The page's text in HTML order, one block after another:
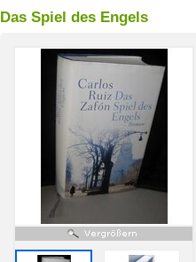
Das Spiel des Engels